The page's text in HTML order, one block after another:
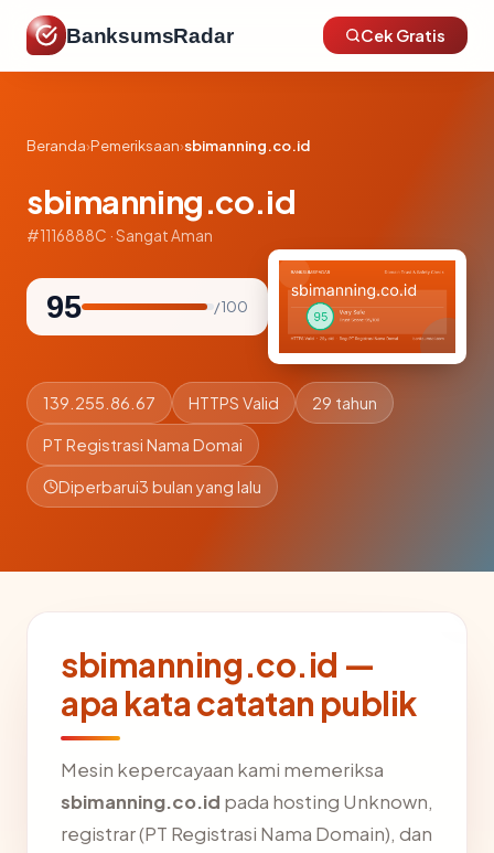
BanksumsRadar Cek Gratis
Beranda›Pemeriksaan›sbimanning.co.id
sbimanning.co.id
#1116888C · Sangat Aman
95 / 100
139.255.86.67 HTTPS Valid 29 tahun
PT Registrasi Nama Domai
Diperbarui3 bulan yang lalu
sbimanning.co.id —
apa kata catatan publik
Mesin kepercayaan kami memeriksa
sbimanning.co.id pada hosting Unknown,
registrar (PT Registrasi Nama Domain), dan